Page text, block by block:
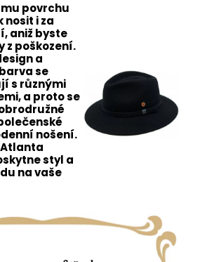
povrchu
nosit i za
aniž byste
z poškození.
a
se
s různými
a proto se
nošení.
styl a
na vaše